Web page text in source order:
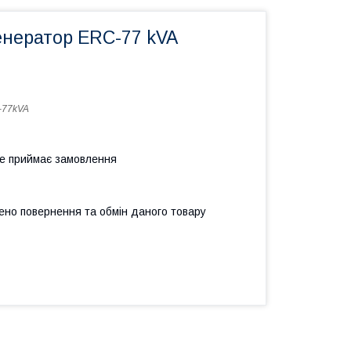
ERC-77 kVA
приймає замовлення
повернення та обмін даного товару